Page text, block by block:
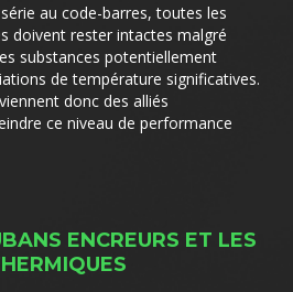
au code-barres, toutes les
doivent rester intactes malgré
substances potentiellement
de température significatives.
donc des alliés
ce niveau de performance
ENCREURS ET LES